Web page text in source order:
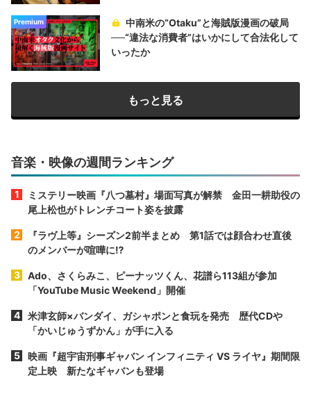
Premium
中南米の“Otaku”と海賊版漫画の破局
──“違法な消費者”はいかにして合法化して
いったか
もっと見る
音楽・映像の週間ランキング
ミステリー映画『八つ墓村』場面写真が解禁 金田一耕助役の
尾上松也がトレンチコート姿を披露
『ラヴ上等』シーズン2前半まとめ 第1話では顔合わせ直後
のメンバーが喧嘩に⁉︎
Ado、さくらみこ、ピーナッツくん、花譜ら113組が参加
「YouTube Music Weekend」開催
米津玄師×バンダイ、ガシャポンと食玩を発売 歴代CDや
「かいじゅうずかん」が手に入る
映画『超宇宙刑事ギャバン インフィニティ VS ライヤ』期間限
定上映 新たなギャバンも登場